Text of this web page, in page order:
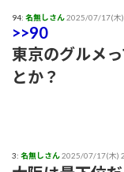
94: 名無しさん2025/07/17(木
>>90
東京のグルメ
とか？
3: 名無しさん2025/07/17(木)